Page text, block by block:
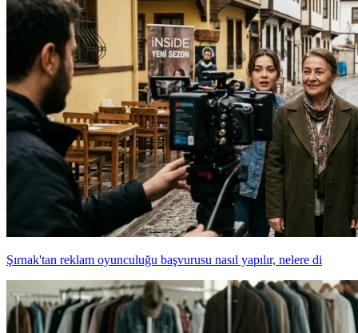
Şırnak'tan reklam oyunculuğu başvurusu nasıl yapılır, nelere di